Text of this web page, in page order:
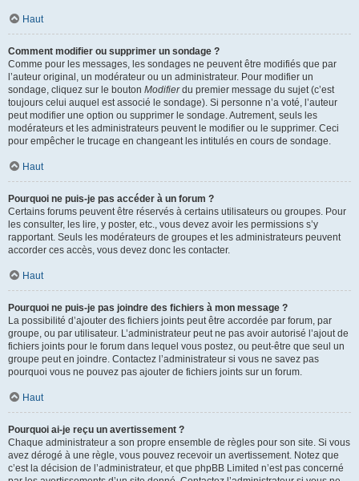
Haut
Comment modifier ou supprimer un sondage ?
Comme pour les messages, les sondages ne peuvent être modifiés que par
l’auteur original, un modérateur ou un administrateur. Pour modifier un
sondage, cliquez sur le bouton Modifierdu premier message du sujet (c’est
toujours celui auquel est associé le sondage). Si personne n’a voté, l’auteur
peut modifier une option ou supprimer le sondage. Autrement, seuls les
modérateurs et les administrateurs peuvent le modifier ou le supprimer. Ceci
pour empêcher le trucage en changeant les intitulés en cours de sondage.
Haut
Pourquoi ne puis-je pas accéder à un forum ?
Certains forums peuvent être réservés à certains utilisateurs ou groupes. Pour
les consulter, les lire, y poster, etc., vous devez avoir les permissions s’y
rapportant. Seuls les modérateurs de groupes et les administrateurs peuvent
accorder ces accès, vous devez donc les contacter.
Haut
Pourquoi ne puis-je pas joindre des fichiers à mon message ?
La possibilité d’ajouter des fichiers joints peut être accordée par forum, par
groupe, ou par utilisateur. L’administrateur peut ne pas avoir autorisé l’ajout de
fichiers joints pour le forum dans lequel vous postez, ou peut-être que seul un
groupe peut en joindre. Contactez l’administrateur si vous ne savez pas
pourquoi vous ne pouvez pas ajouter de fichiers joints sur un forum.
Haut
Pourquoi ai-je reçu un avertissement ?
Chaque administrateur a son propre ensemble de règles pour son site. Si vous
avez dérogé à une règle, vous pouvez recevoir un avertissement. Notez que
c’est la décision de l’administrateur, et que phpBB Limited n’est pas concerné